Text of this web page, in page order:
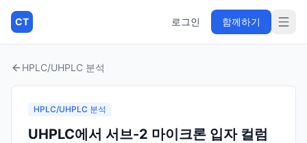
CT 로그인 함께하기
HPLC/UHPLC 분석
HPLC/UHPLC 분석
UHPLC에서 서브-2 마이크론 입자 컬럼